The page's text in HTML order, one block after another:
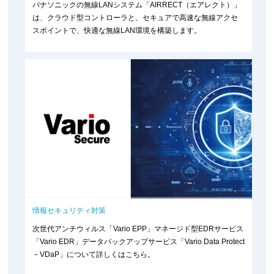
パナソニックの無線LANシステム「AIRRECT（エアレクト）」
は、クラウド型コントローラと、セキュアで高速な無線アクセ
スポイントで、快適な無線LAN環境を構築します。
情報セキュリティ対策
次世代アンチウィルス「Vario EPP」マネージド型EDRサービス
「Vario EDR」データバックアップサービス「Vario Data Protect
－VDaP」について詳しくはこちら。